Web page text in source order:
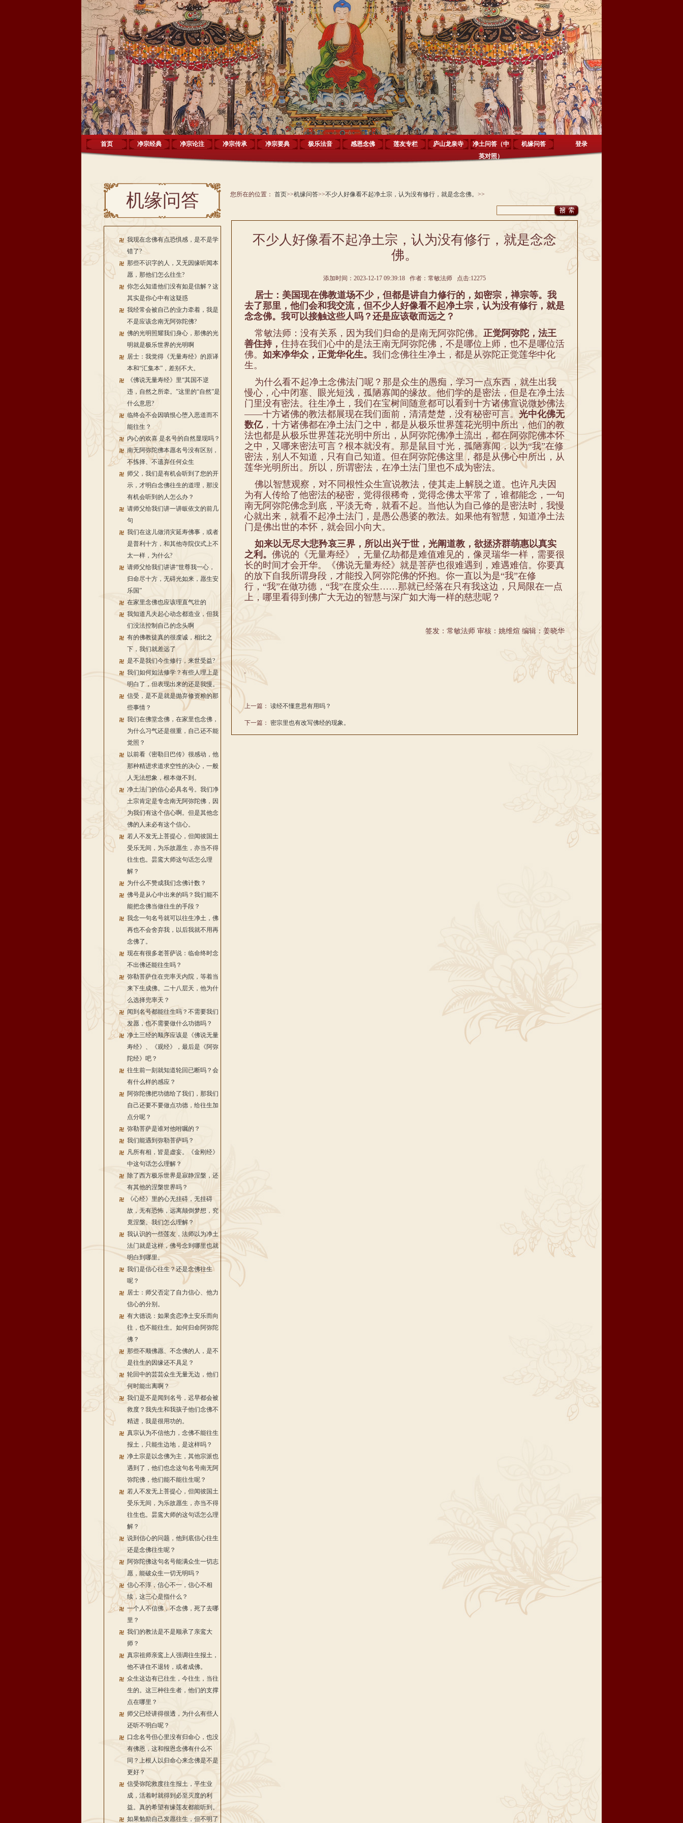
首页 净宗经典 净宗论注 净宗传承 净宗要典 极乐法音 感恩念佛 莲友专栏 庐山龙泉寺
净土问答（中
英对照）
机缘问答 登录
机缘问答
我现在念佛有点恐惧感，是不是学
错了?
那些不识字的人，又无因缘听闻本
愿，那他们怎么往生?
你怎么知道他们没有如是信解？这
其实是你心中有这疑惑
我经常会被自己的业力牵着，我是
不是应该念南无阿弥陀佛?
佛的光明照耀我们身心，那佛的光
明就是极乐世界的光明啊
居士：我觉得《无量寿经》的原译
本和“汇集本”，差别不大。
《佛说无量寿经》里“其国不逆
违，自然之所牵。”这里的“自然”是
什么意思?
临终会不会因嗔恨心堕入恶道而不
能往生？
内心的欢喜 是名号的自然显现吗？
南无阿弥陀佛本愿名号没有区别，
不拣择、不遗弃任何众生
师父，我们是有机会听到了您的开
示，才明白念佛往生的道理，那没
有机会听到的人怎么办？
请师父给我们讲一讲皈依文的前几
句
我们在这儿做消灾延寿佛事，或者
是普利十方，和其他寺院仪式上不
太一样，为什么?
请师父给我们讲讲“世尊我一心，
归命尽十方，无碍光如来，愿生安
乐国”
在家里念佛也应该理直气壮的
我知道凡夫起心动念都造业，但我
们没法控制自己的念头啊
有的佛教徒真的很虔诚，相比之
下，我们就差远了
是不是我们今生修行，来世受益?
我们如何如法修学？有些人理上是
明白了，但表现出来的还是我慢。
信受，是不是就是抛弃修资粮的那
些事情？
我们在佛堂念佛，在家里也念佛，
为什么习气还是很重，自己还不能
觉照？
以前看《密勒日巴传》很感动，他
那种精进求道求空性的决心，一般
人无法想象，根本做不到。
净土法门的信心必具名号。我们净
土宗肯定是专念南无阿弥陀佛，因
为我们有这个信心啊。但是其他念
佛的人未必有这个信心。
若人不发无上菩提心，但闻彼国土
受乐无间，为乐故愿生，亦当不得
往生也。昙鸾大师这句话怎么理
解？
为什么不赞成我们念佛计数？
佛号是从心中出来的吗？我们能不
能把念佛当做往生的手段？
我念一句名号就可以往生净土，佛
再也不会舍弃我，以后我就不用再
念佛了。
现在有很多老菩萨说：临命终时念
不出佛还能往生吗？
弥勒菩萨住在兜率天内院，等着当
来下生成佛。二十八层天，他为什
么选择兜率天？
闻到名号都能往生吗？不需要我们
发愿，也不需要做什么功德吗？
净土三经的顺序应该是《佛说无量
寿经》、《观经》，最后是《阿弥
陀经》吧？
往生前一刻就知道轮回已断吗？会
有什么样的感应？
阿弥陀佛把功德给了我们，那我们
自己还要不要做点功德，给往生加
点分呢？
弥勒菩萨是谁对他咐嘱的？
我们能遇到弥勒菩萨吗？
凡所有相，皆是虚妄。《金刚经》
中这句话怎么理解？
除了西方极乐世界是寂静涅槃，还
有其他的涅槃世界吗？
《心经》里的心无挂碍，无挂碍
故，无有恐怖，远离颠倒梦想，究
竟涅槃。我们怎么理解？
我认识的一些莲友，法师以为净土
法门就是这样，佛号念到哪里也就
明白到哪里。
我们是信心往生？还是念佛往生
呢？
居士：师父否定了自力信心、他力
信心的分别。
有大德说：如果贪恋净土安乐而向
往，也不能往生。如何归命阿弥陀
佛？
那些不顺佛愿、不念佛的人，是不
是往生的因缘还不具足？
轮回中的芸芸众生无量无边，他们
何时能出离啊？
我们是不是闻到名号，迟早都会被
救度？我先生和我孩子他们念佛不
精进，我是很用功的。
真宗认为不信他力，念佛不能往生
报土，只能生边地，是这样吗？
净土宗是以念佛为主，其他宗派也
遇到了，他们也念这句名号南无阿
弥陀佛，他们能不能往生呢？
若人不发无上菩提心，但闻彼国土
受乐无间，为乐故愿生，亦当不得
往生也。昙鸾大师的这句话怎么理
解？
说到信心的问题，他到底信心往生
还是念佛往生呢？
阿弥陀佛这句名号能满众生一切志
愿，能破众生一切无明吗？
信心不淳，信心不一，信心不相
续，这三心是指什么？
一个人不信佛，不念佛，死了去哪
里？
我们的教法是不是顺承了亲鸾大
师？
真宗祖师亲鸾上人强调往生报土，
他不讲住不退转，或者成佛。
众生这边有已往生，今往生，当往
生的。这三种往生者，他们的支撑
点在哪里？
师父已经讲得很透，为什么有些人
还听不明白呢？
口念名号但心里没有归命心，也没
有佛恩，这和报恩念佛有什么不
同？上根人以归命心来念佛是不是
更好？
信受弥陀救度往生报土，平生业
成，活着时就得到必至灭度的利
益。真的希望有缘莲友都能听到。
如果勉励自己发愿往生，但不明了
您所在的位置： 首页>>机缘问答>>不少人好像看不起净土宗，认为没有修行，就是念念佛。 >>
不少人好像看不起净土宗，认为没有修行，就是念念
佛。
添加时间：2023-12-17 09:39:18 作者：常敏法师 点击:12275
居士：美国现在佛教道场不少，但都是讲自力修行的，如密宗，禅宗等。我
去了那里，他们会和我交流，但不少人好像看不起净土宗，认为没有修行，就是
念念佛。我可以接触这些人吗？还是应该敬而远之？
常敏法师：没有关系，因为我们归命的是南无阿弥陀佛。 正觉阿弥陀，法王
善住持， 住持在我们心中的是法王南无阿弥陀佛，不是哪位上师，也不是哪位活
佛。 如来净华众，正觉华化生。 我们念佛往生净土，都是从弥陀正觉莲华中化
生。
为什么看不起净土念佛法门呢？那是众生的愚痴，学习一点东西，就生出我
慢心，心中闭塞、眼光短浅，孤陋寡闻的缘故。他们学的是密法，但是在净土法
门里没有密法。往生净土，我们在宝树间随意都可以看到十方诸佛宣说微妙佛法
——十方诸佛的教法都展现在我们面前，清清楚楚，没有秘密可言。 光中化佛无
数亿，十方诸佛都在净土法门之中，都是从极乐世界莲花光明中所出，他们的教
法也都是从极乐世界莲花光明中所出，从阿弥陀佛净土流出，都在阿弥陀佛本怀
之中，又哪来密法可言？根本就没有。那是鼠目寸光，孤陋寡闻，以为“我”在修
密法，别人不知道，只有自己知道。但在阿弥陀佛这里，都是从佛心中所出，从
莲华光明所出。所以，所谓密法，在净土法门里也不成为密法。
佛以智慧观察，对不同根性众生宣说教法，使其走上解脱之道。也许凡夫因
为有人传给了他密法的秘密，觉得很稀奇，觉得念佛太平常了，谁都能念，一句
南无阿弥陀佛念到底，平淡无奇，就看不起。当他认为自己修的是密法时，我慢
心就出来，就看不起净土法门，是愚公愚婆的教法。如果他有智慧，知道净土法
门是佛出世的本怀，就会回小向大。
如来以无尽大悲矜哀三界，所以出兴于世，光阐道教，欲拯济群萌惠以真实
之利。 佛说的《无量寿经》，无量亿劫都是难值难见的，像灵瑞华一样，需要很
长的时间才会开华。《佛说无量寿经》就是菩萨也很难遇到，难遇难信。你要真
的放下自我所谓身段，才能投入阿弥陀佛的怀抱。你一直以为是“我”在修
行，“我”在做功德，“我”在度众生……那就已经落在只有我这边，只局限在一点
上，哪里看得到佛广大无边的智慧与深广如大海一样的慈悲呢？
签发：常敏法师 审核：姚维煊 编辑：姜晓华
'
上一篇： 读经不懂意思有用吗？
下一篇： 密宗里也有改写佛经的现象。